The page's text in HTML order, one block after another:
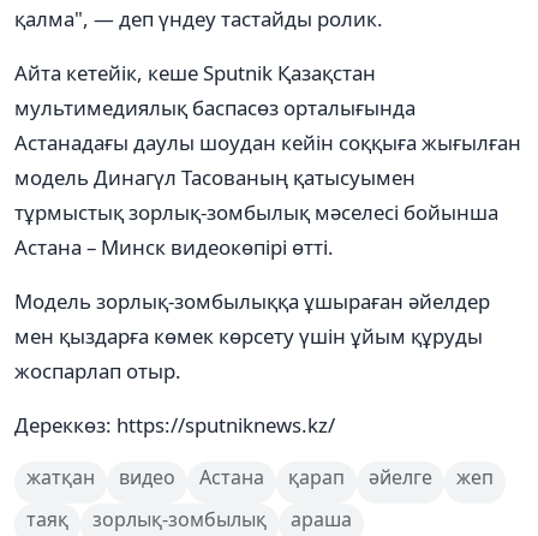
қалма", — деп үндеу тастайды ролик.
Айта кетейік, кеше Sputnik Қазақстан
мультимедиялық баспасөз орталығында
Астанадағы даулы шоудан кейін соққыға жығылған
модель Динагүл Тасованың қатысуымен
тұрмыстық зорлық-зомбылық мәселесі бойынша
Астана – Минск видеокөпірі өтті.
Модель зорлық-зомбылыққа ұшыраған әйелдер
мен қыздарға көмек көрсету үшін ұйым құруды
жоспарлап отыр.
Дереккөз: https://sputniknews.kz/
жатқан видео Астана қарап әйелге
жеп
таяқ
зорлық-зомбылық
араша